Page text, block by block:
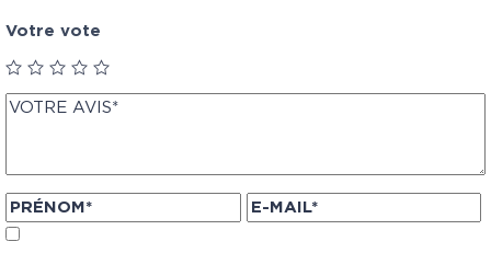
Votre vote